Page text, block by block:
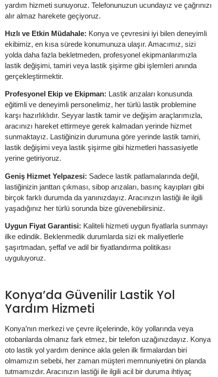
yardım hizmeti sunuyoruz. Telefonunuzun ucundayız ve çağrınızı
alır almaz harekete geçiyoruz.
Hızlı ve Etkin Müdahale: Konya ve çevresini iyi bilen deneyimli
ekibimiz, en kısa sürede konumunuza ulaşır. Amacımız, sizi
yolda daha fazla bekletmeden, profesyonel ekipmanlarımızla
lastik değişimi, tamiri veya lastik şişirme gibi işlemleri anında
gerçekleştirmektir.
Profesyonel Ekip ve Ekipman: Lastik arızaları konusunda
eğitimli ve deneyimli personelimiz, her türlü lastik problemine
karşı hazırlıklıdır. Seyyar lastik tamir ve değişim araçlarımızla,
aracınızı hareket ettirmeye gerek kalmadan yerinde hizmet
sunmaktayız. Lastiğinizin durumuna göre yerinde lastik tamiri,
lastik değişimi veya lastik şişirme gibi hizmetleri hassasiyetle
yerine getiriyoruz.
Geniş Hizmet Yelpazesi: Sadece lastik patlamalarında değil,
lastiğinizin janttan çıkması, sibop arızaları, basınç kayıpları gibi
birçok farklı durumda da yanınızdayız. Aracınızın lastiği ile ilgili
yaşadığınız her türlü sorunda bize güvenebilirsiniz.
Uygun Fiyat Garantisi: Kaliteli hizmeti uygun fiyatlarla sunmayı
ilke edindik. Beklenmedik durumlarda sizi ek maliyetlerle
şaşırtmadan, şeffaf ve adil bir fiyatlandırma politikası
uyguluyoruz.
Konya’da Güvenilir Lastik Yol
Yardım Hizmeti
Konya’nın merkezi ve çevre ilçelerinde, köy yollarında veya
otobanlarda olmanız fark etmez, bir telefon uzağınızdayız. Konya
oto lastik yol yardım denince akla gelen ilk firmalardan biri
olmamızın sebebi, her zaman müşteri memnuniyetini ön planda
tutmamızdır. Aracınızın lastiği ile ilgili acil bir duruma ihtiyaç